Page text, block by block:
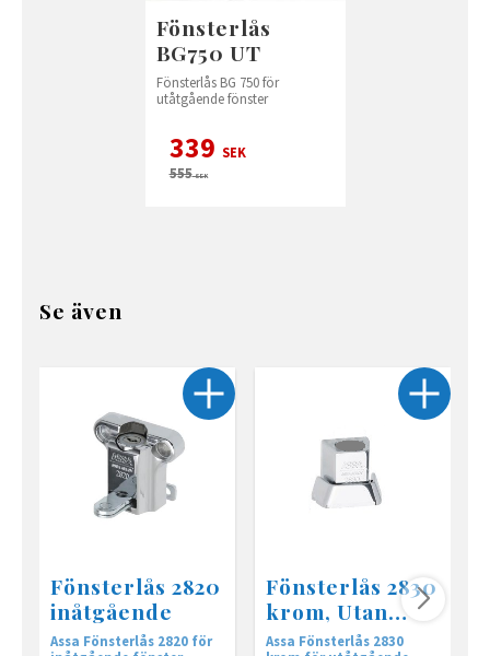
Fönsterlås
BG750 UT
Fönsterlås BG 750 för
utåtgående fönster
339 SEK
555SEK
Se även
Fönsterlås 2820
inåtgående
Assa Fönsterlås 2820 för
Fönsterlås 2830
krom, Utan
cylinder
Assa Fönsterlås 2830